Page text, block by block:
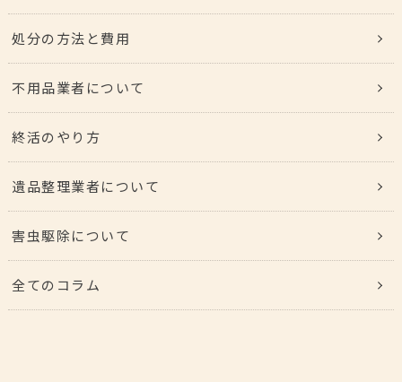
処分の方法と費用
不用品業者について
終活のやり方
遺品整理業者について
害虫駆除について
全てのコラム